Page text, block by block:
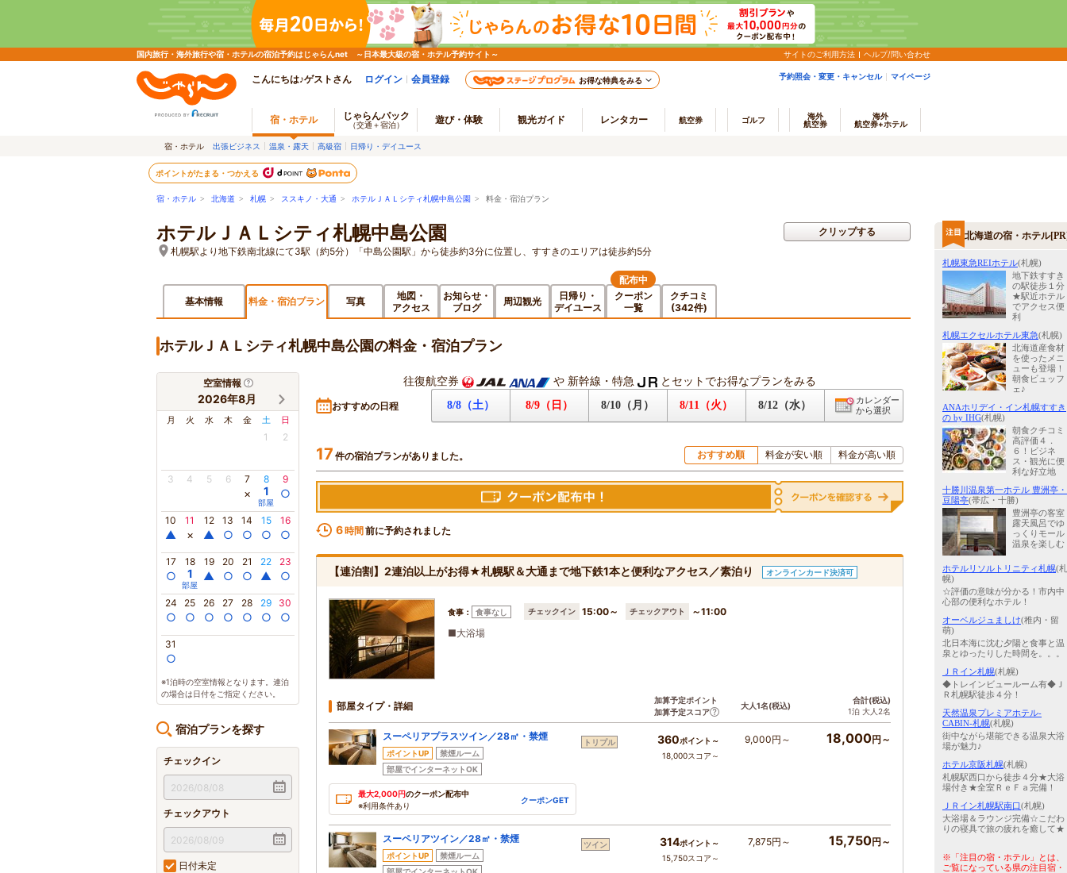
国内旅行・海外旅行や宿・ホテルの宿泊予約はじゃらんnet ～日本最大級の宿・ホテル予約サイト～ サイトのご利用方法 ヘルプ/問い合わせ
こんにちは♪ゲストさん ログイン 会員登録 お得な特典をみる 予約照会・変更・キャンセル マイページ
宿・ホテル じゃらんパック
（交通＋宿泊） 遊び・体験 観光ガイド レンタカー 航空券 ゴルフ
海外
航空券
海外
航空券+ホテル
宿・ホテル 出張ビジネス 温泉・露天 高級宿 日帰り・デイユース
ポイントがたまる・つかえる
宿・ホテル > 北海道 > 札幌 > ススキノ・大通 > ホテルＪＡＬシティ札幌中島公園 > 料金・宿泊プラン
ホテルＪＡＬシティ札幌中島公園
札幌駅より地下鉄南北線にて3駅（約5分）「中島公園駅」から徒歩約3分に位置し、すすきのエリアは徒歩約5分
クリップする
基本情報 料金・宿泊プラン 写真
地図・
アクセス
お知らせ・
ブログ
周辺観光
日帰り・
デイユース
クーポン
一覧
配布中
クチコミ
(342件)
ホテルＪＡＬシティ札幌中島公園の料金・宿泊プラン
空室情報
2026年8月
月 火 水 木 金 土 日
1 2
3 4 5 6 7
×
8
1
部屋
9
○
10
▲
11
×
12
▲
13
○
14
○
15
○
16
○
17
○
18
1
部屋
19
▲
20
○
21
○
22
▲
23
○
24
○
25
○
26
○
27
○
28
○
29
○
30
○
31
○
※1泊時の空室情報となります。連泊
の場合は日付をご指定ください。
宿泊プランを探す
チェックイン
チェックアウト
日付未定
往復航空券 や 新幹線・特急 とセットでお得なプランをみる
おすすめの日程 8/8（土） 8/9（日） 8/10（月） 8/11（火） 8/12（水）
カレンダー
から選択
17 件の宿泊プランがありました。 おすすめ順 料金が安い順 料金が高い順
6時間 前に予約されました
【連泊割】2連泊以上がお得★札幌駅＆大通まで地下鉄1本と便利なアクセス／素泊り オンラインカード決済可
食事： 食事なし チェックイン 15:00～ チェックアウト
～11:00
■大浴場
部屋タイプ・詳細
加算予定ポイント
加算予定スコア
大人1名(税込)
合計(税込)
1泊 大人2名
スーペリアプラスツイン／28㎡・禁煙
ポイントUP
禁煙ルーム
部屋でインターネットOK
最大2,000円のクーポン配布中
※利用条件あり
クーポンGET
トリプル 360ポイント～
18,000スコア～
9,000円～ 18,000円～
スーペリアツイン／28㎡・禁煙
ポイントUP
禁煙ルーム
ツイン 314ポイント～
15,750スコア～
7,875円～ 15,750円～
北海道の宿・ホテル
札幌東急REIホテル(札幌)
地下鉄すすき
の駅徒歩１分
★駅近ホテル
でアクセス便
利
札幌エクセルホテル東急(札幌)
北海道産食材
を使ったメニ
ューも登場！
朝食ビュッフ
ェ♪
ANAホリデイ・イン札幌すすき
の by IHG(札幌)
朝食クチコミ
高評価４．
６！ビジネ
ス・観光に便
利な好立地
十勝川温泉第一ホテル 豊洲亭・
豆陽亭(帯広・十勝)
豊洲亭の客室
露天風呂でゆ
っくりモール
温泉を楽しむ
ホテルリソルトリニティ札幌(札
幌)
☆評価の意味が分かる！市内中
心部の便利なホテル！
オーベルジュましけ(稚内・留
萌)
北日本海に沈む夕陽と食事と温
泉とゆったりした時間を。。。
ＪＲイン札幌(札幌)
◆トレインビュールーム有◆Ｊ
Ｒ札幌駅徒歩４分！
天然温泉プレミアホテル-
CABIN-札幌(札幌)
街中ながら堪能できる温泉大浴
場が魅力♪
ホテル京阪札幌(札幌)
札幌駅西口から徒歩４分★大浴
場付き★全室ＲｅＦａ完備！
ＪＲイン札幌駅南口 (札幌)
大浴場＆ラウンジ完備☆こだわ
りの寝具で旅の疲れを癒して★
※「注目の宿・ホテル」とは、
ご覧になっている県の注目宿・